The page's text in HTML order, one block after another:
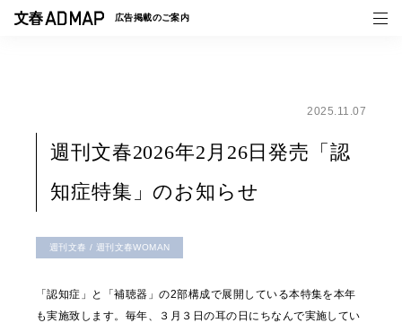
広告掲載のご案内
事例一覧
トピックス
2025.11.07
週刊文春2026年2月26日発売「認
知症特集」のお知らせ
週刊文春 / 週刊文春WOMAN
「認知症」と「補聴器」の2部構成で展開している本特集を本年
も実施致します。毎年、３月３日の耳の日にちなんで実施してい